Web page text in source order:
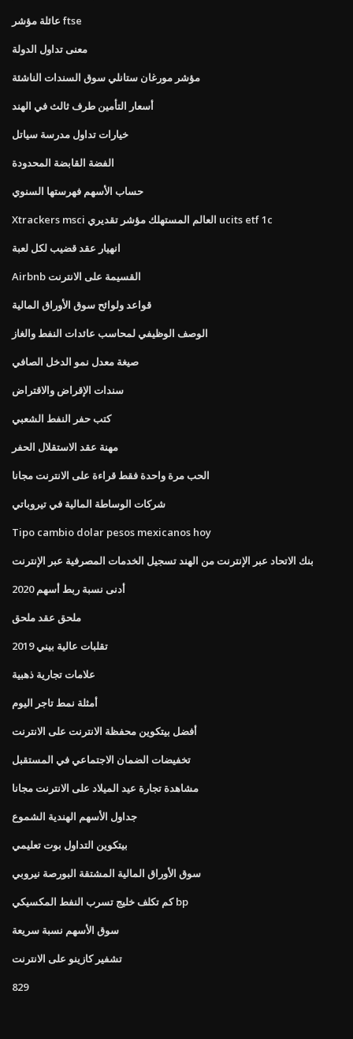
عائلة مؤشر ftse
معنى تداول الدولة
مؤشر مورغان ستانلي سوق السندات الناشئة
أسعار التأمين طرف ثالث في الهند
خيارات تداول مدرسة سياتل
الفضة القابضة المحدودة
حساب الأسهم فهرستها السنوي
Xtrackers msci العالم المستهلك مؤشر تقديري ucits etf 1c
انهيار عقد قضيب لكل لعبة
Airbnb القسيمة على الانترنت
قواعد ولوائح سوق الأوراق المالية
الوصف الوظيفي لمحاسب عائدات النفط والغاز
صيغة معدل نمو الدخل الصافي
سندات الإقراض والاقتراض
كتب حفر النفط الشعبي
مهنة عقد الاستقلال الحفر
الحب مرة واحدة فقط قراءة على الانترنت مجانا
شركات الوساطة المالية في تيروباتي
Tipo cambio dolar pesos mexicanos hoy
بنك الاتحاد عبر الإنترنت من الهند تسجيل الخدمات المصرفية عبر الإنترنت
أدنى نسبة ربط أسهم 2020
ملحق عقد ملحق
تقلبات عالية بيني 2019
علامات تجارية ذهبية
أمثلة نمط تاجر اليوم
أفضل بيتكوين محفظة الانترنت على الانترنت
تخفيضات الضمان الاجتماعي في المستقبل
مشاهدة تجارة عيد الميلاد على الانترنت مجانا
جداول الأسهم الهندية الشموع
بيتكوين التداول بوت تعليمي
سوق الأوراق المالية المشتقة البورصة نيروبي
كم تكلف خليج تسرب النفط المكسيكي bp
سوق الأسهم نسبة سريعة
تشفير كازينو على الانترنت
829